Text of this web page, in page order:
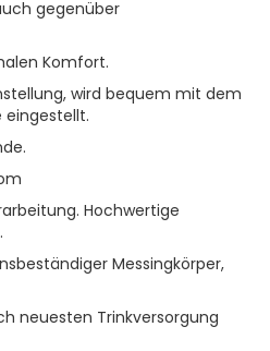
gegenüber
Komfort.
wird bequem mit dem
eingestellt.
Hochwertige
Messingkörper,
neuesten Trinkversorgung